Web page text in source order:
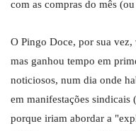
com as compras do mês
O Pingo Doce, por sua
mas ganhou tempo em
noticiosos, num dia onde
em manifestações sindicais
porque iriam abordar a